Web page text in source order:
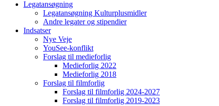
Legatansøgning
Legatansøgning Kulturplusmidler
Andre legater og stipendier
Indsatser
Nye Veje
YouSee-konflikt
Forslag til medieforlig
Medieforlig 2022
Medieforlig 2018
Forslag til filmforlig
Forslag til filmforlig 2024-2027
Forslag til filmforlig 2019-2023